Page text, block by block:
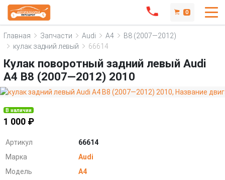
0
Главная Запчасти Audi A4
B8 (2007—2012)
кулак задний левый
66614
Кулак поворотный задний левый Audi
A4 B8 (2007—2012) 2010
В наличии
1 000 ₽
Артикул
66614
Марка
Audi
Модель
A4